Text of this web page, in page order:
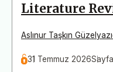
Literature
Aslınur Taşkın
31 Temmuz 2026